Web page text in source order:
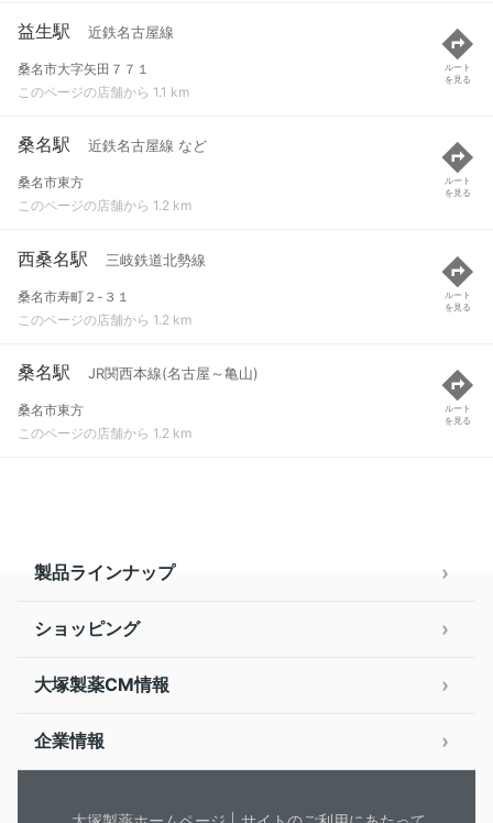
益生駅 近鉄名古屋線
桑名市大字矢田７７１
このページの店舗から 1.1 km
ルート
を見る
桑名駅 近鉄名古屋線 など
桑名市東方
このページの店舗から 1.2 km
ルート
を見る
西桑名駅 三岐鉄道北勢線
桑名市寿町２-３１
このページの店舗から 1.2 km
ルート
を見る
桑名駅 JR関西本線(名古屋～亀山)
桑名市東方
このページの店舗から 1.2 km
ルート
を見る
製品ラインナップ
ショッピング
大塚製薬CM情報
企業情報